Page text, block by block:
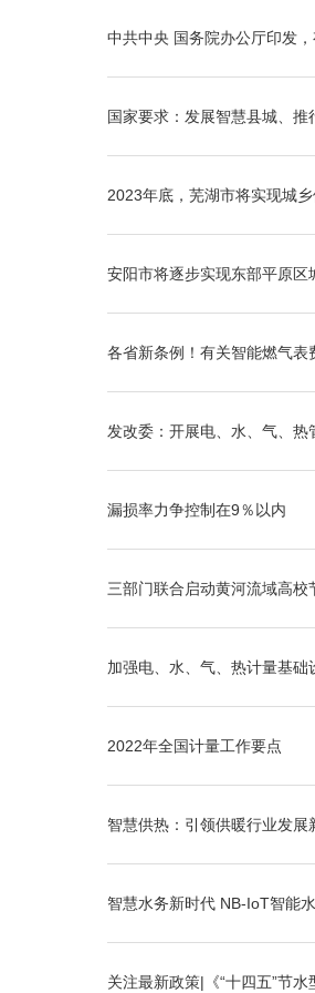
中共中央 国务院办公厅印发
国家要求：发展智慧县城、
2023年底，芜湖市将实现城
安阳市将逐步实现东部平原区
各省新条例！有关智能燃气表
发改委：开展电、水、气、
漏损率力争控制在9％以内
三部门联合启动黄河流域高校
加强电、水、气、热计量基
2022年全国计量工作要点
智慧供热：引领供暖行业发展
智慧水务新时代 NB-IoT智能
关注最新政策|《“十四五”节